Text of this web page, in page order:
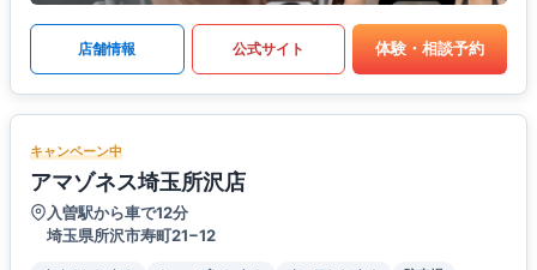
店舗情報 公式サイト 体験・相談予約
キャンペーン中
アマゾネス埼玉所沢店
入曽駅から車で12分
埼玉県所沢市寿町21−12